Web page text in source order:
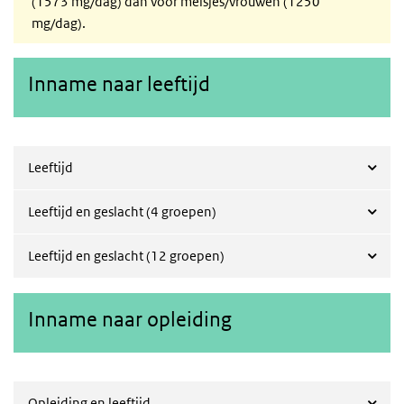
mg/dag).
Inname naar leeftijd
Leeftijd
Leeftijd en geslacht (4 groepen)
Leeftijd en geslacht (12 groepen)
Inname naar opleiding